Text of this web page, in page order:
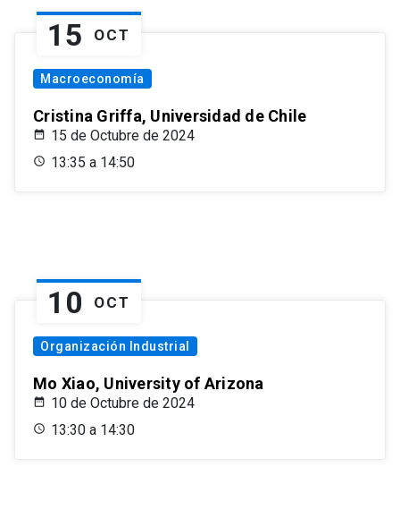
15 OCT
Macroeconomía
Cristina Griffa, Universidad de Chile
15 de Octubre de 2024
13:35 a 14:50
10 OCT
Organización Industrial
Mo Xiao, University of Arizona
10 de Octubre de 2024
13:30 a 14:30